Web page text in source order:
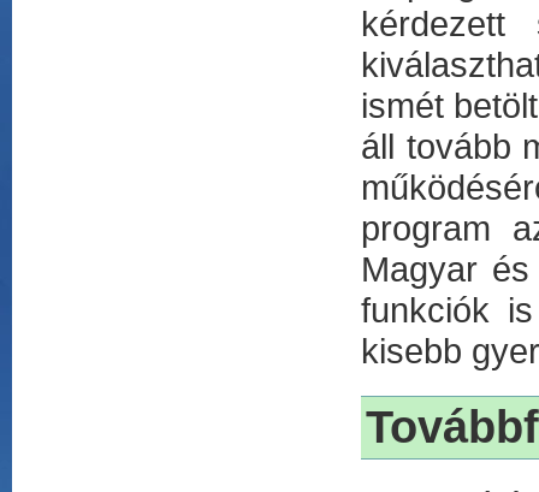
kérdezett
ismét
áll tovább
program
Magyar
funkciók
kisebb